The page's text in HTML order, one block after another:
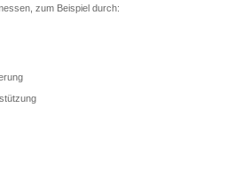
zum Beispiel durch: